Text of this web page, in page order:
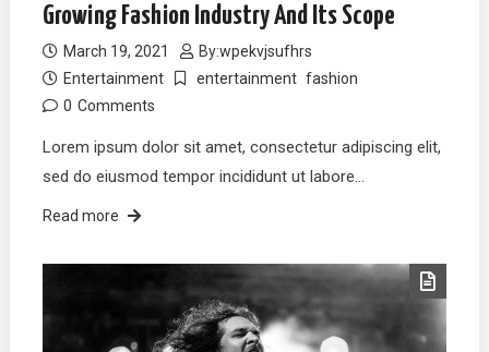
Growing Fashion Industry And Its Scope
March 19, 2021 By:wpekvjsufhrs
Entertainment
entertainment fashion
0 Comments
Lorem ipsum dolor sit amet, consectetur adipiscing elit,
sed do eiusmod tempor incididunt ut labore…
Read more